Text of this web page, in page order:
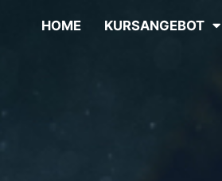
HOME KURSANGEBOT